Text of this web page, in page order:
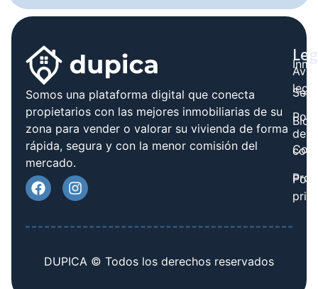
Somos una plataforma digital que conecta
propietarios con las mejores inmobiliarias de su
zona para vender o valorar su vivienda de forma
rápida, segura y con la menor comisión del
mercado.
Blog
legal
de
DUPICA © Todos los derechos reservados